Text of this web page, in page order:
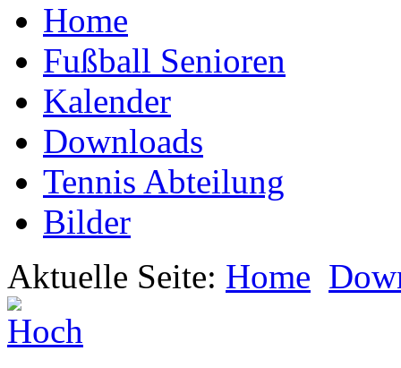
Home
Fußball Senioren
Kalender
Downloads
Tennis Abteilung
Bilder
Aktuelle Seite: Home